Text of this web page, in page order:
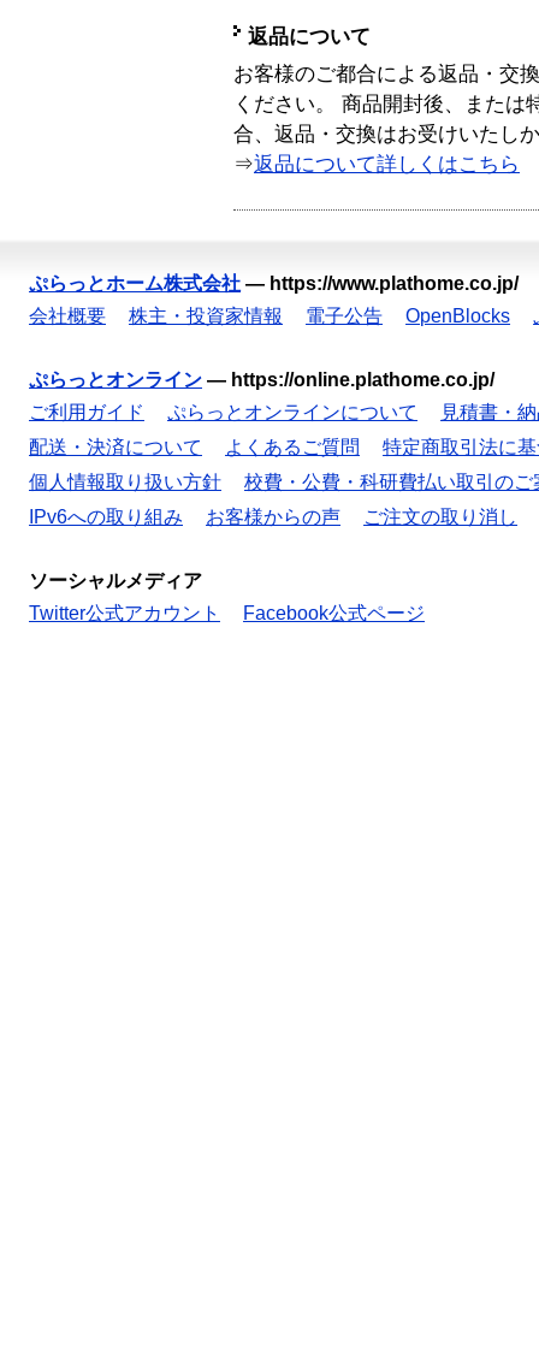
返品について
お客様のご都合による返品・交
ください。 商品開封後、または
合、返品・交換はお受けいたし
⇒返品について詳しくはこちら
ぷらっとホーム株式会社 — https://www.plathome.co.jp/
会社概要
株主・投資家情報 電子公告 OpenBlocks
ぷらっとオンライン — https://online.plathome.co.jp/
ご利用ガイド
ぷらっとオンラインについて
見積書・
配送・決済について
よくあるご質問
特定商取引法に
個人情報取り扱い方針
校費・公費・科研費払い取引のご
IPv6への取り組み
お客様からの声 ご注文の取り消し
ソーシャルメディア
Twitter公式アカウント
Facebook公式ページ